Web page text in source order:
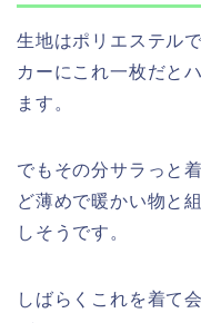
生地はポリエステル
カーにこれ一枚だと
ます。
でもその分サラっと
ど薄めで暖かい物と
しそうです。
しばらくこれを着て